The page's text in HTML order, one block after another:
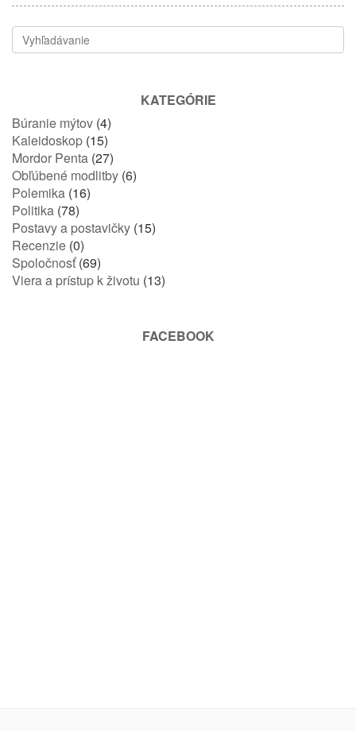
KATEGÓRIE
Búranie mýtov (4)
Kaleidoskop (15)
Mordor Penta (27)
Obľúbené modlitby (6)
Polemika (16)
Politika (78)
Postavy a postavičky (15)
Recenzie (0)
Spoločnosť(69)
Viera a prístup k životu (13)
FACEBOOK